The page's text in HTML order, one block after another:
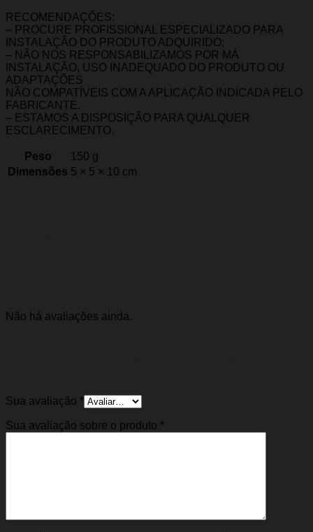
RECOMENDAÇÕES:
– PROCURE PROFISSIONAL ESPECIALIZADO PARA
INSTALAÇÃO DO PRODUTO ADQUIRIDO;
– NÃO NOS RESPONSABILIZAMOS POR MÁ
INSTALAÇÃO, USO INADEQUADO DO PRODUTO OU
ADAPTAÇÕES
NÃO COMPATÍVEIS COM A APLICAÇÃO INDICADA PELO
FABRICANTE.
– ESTAMOS A DISPOSIÇÃO PARA QUALQUER
ESCLARECIMENTO.
Peso
150 g
Dimensões 5 × 5 × 10 cm
Não há avaliações ainda.
Sua avaliação *
Sua avaliação sobre o produto *